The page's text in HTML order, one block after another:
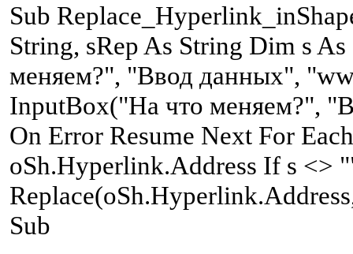
Sub
String, sRep As String Dim s
меняем?", "Ввод данных",
InputBox("На что меняем?",
On Error Resume Next For
oSh.Hyperlink.Address If s <>
Sub